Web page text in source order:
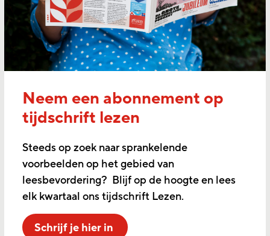
Neem een abonnement op
tijdschrift lezen
Steeds op zoek naar sprankelende
voorbeelden op het gebied van
leesbevordering? Blijf op de hoogte en lees
elk kwartaal ons tijdschrift Lezen.
Schrijf je hier in